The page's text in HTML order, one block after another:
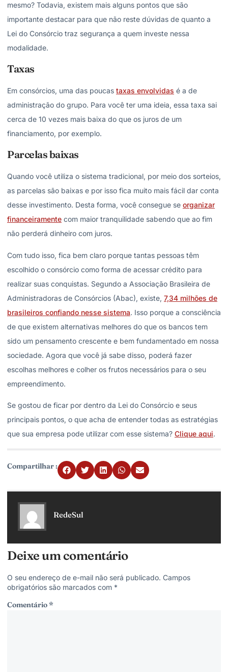
mesmo? Todavia, existem mais alguns pontos que são
importante destacar para que não reste dúvidas de quanto a
Lei do Consórcio traz segurança a quem investe nessa
modalidade.
Taxas
Em consórcios, uma das poucas taxas envolvidas é a de
administração do grupo. Para você ter uma ideia, essa taxa sai
cerca de 10 vezes mais baixa do que os juros de um
financiamento, por exemplo.
Parcelas baixas
Quando você utiliza o sistema tradicional, por meio dos sorteios,
as parcelas são baixas e por isso fica muito mais fácil dar conta
desse investimento. Desta forma, você consegue se organizar
financeiramente com maior tranquilidade sabendo que ao fim
não perderá dinheiro com juros.
Com tudo isso, fica bem claro porque tantas pessoas têm
escolhido o consórcio como forma de acessar crédito para
realizar suas conquistas. Segundo a Associação Brasileira de
Administradoras de Consórcios (Abac), existe, 7,34 milhões de
brasileiros confiando nesse sistema. Isso porque a consciência
de que existem alternativas melhores do que os bancos tem
sido um pensamento crescente e bem fundamentado em nossa
sociedade. Agora que você já sabe disso, poderá fazer
escolhas melhores e colher os frutos necessários para o seu
empreendimento.
Se gostou de ficar por dentro da Lei do Consórcio e seus
principais pontos, o que acha de entender todas as estratégias
que sua empresa pode utilizar com esse sistema? Clique aqui.
Compartilhar :
RedeSul
Deixe um comentário
O seu endereço de e-mail não será publicado. Campos
obrigatórios são marcados com *
Comentário*